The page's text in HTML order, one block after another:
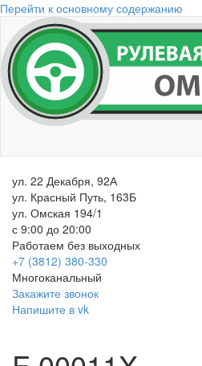
Перейти к основному содержанию
ул. 22 Декабря, 92А
ул. Красный Путь, 163Б
ул. Омская 194/1
с 9:00 до 20:00
Работаем без выходных
+7 (3812) 380-330
Многоканальный
Закажите звонок
Напишите в vk